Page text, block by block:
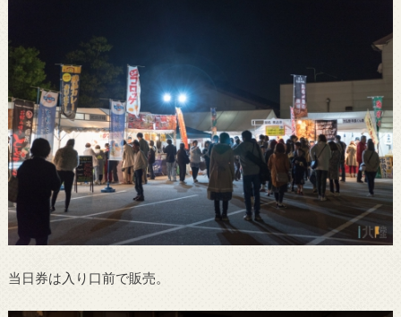
当日券は入り口前で販売。